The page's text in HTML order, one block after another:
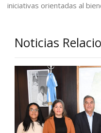
iniciativas orientadas al
Noticias